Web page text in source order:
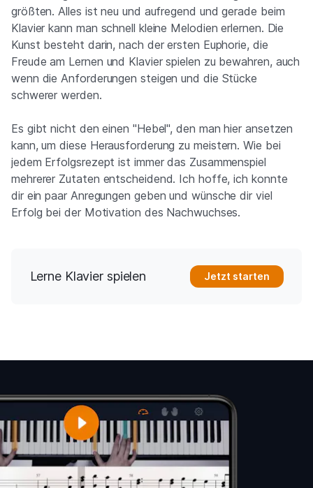
größten. Alles ist neu und aufregend und gerade beim
Klavier kann man schnell kleine Melodien erlernen. Die
Kunst besteht darin, nach der ersten Euphorie, die
Freude am Lernen und Klavier spielen zu bewahren, auch
wenn die Anforderungen steigen und die Stücke
schwerer werden.
Es gibt nicht den einen "Hebel", den man hier ansetzen
kann, um diese Herausforderung zu meistern. Wie bei
jedem Erfolgsrezept ist immer das Zusammenspiel
mehrerer Zutaten entscheidend. Ich hoffe, ich konnte
dir ein paar Anregungen geben und wünsche dir viel
Erfolg bei der Motivation des Nachwuchses.
Lerne Klavier spielen Jetzt starten